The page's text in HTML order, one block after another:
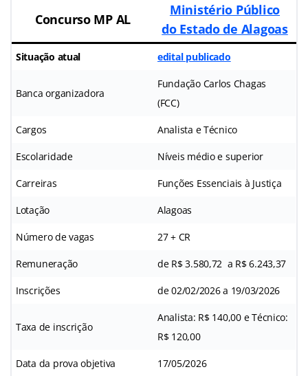
Concurso MP AL
Ministério Público
do Estado de Alagoas
Situação atual edital publicado
Banca organizadora
Fundação Carlos Chagas
(FCC)
Cargos Analista e Técnico
Escolaridade Níveis médio e superior
Carreiras Funções Essenciais à Justiça
Lotação Alagoas
Número de vagas 27 + CR
Remuneração de R$ 3.580,72 a R$ 6.243,37
Inscrições de 02/02/2026 a 19/03/2026
Taxa de inscrição
Analista: R$ 140,00 e Técnico:
R$ 120,00
Data da prova objetiva 17/05/2026